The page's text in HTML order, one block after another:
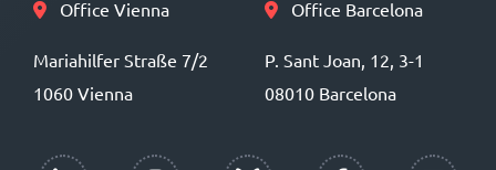
Office Vienna
Mariahilfer Straße 7/2
1060 Vienna
Office Barcelona
P. Sant Joan, 12, 3-1
08010 Barcelona